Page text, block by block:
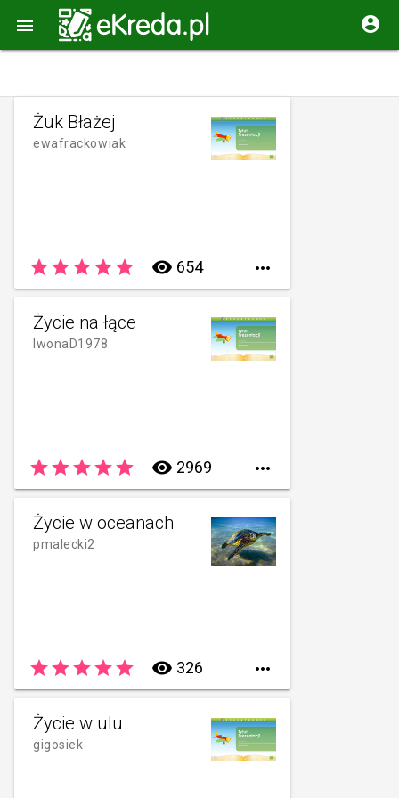


Żuk Błażej
ewafrackowiak
starstarstarstarstar remove_red_eye 654 
Życie na łące
IwonaD1978
starstarstarstarstar remove_red_eye 2969 
Życie w oceanach
pmalecki2
starstarstarstarstar remove_red_eye 326 
Życie w ulu
gigosiek